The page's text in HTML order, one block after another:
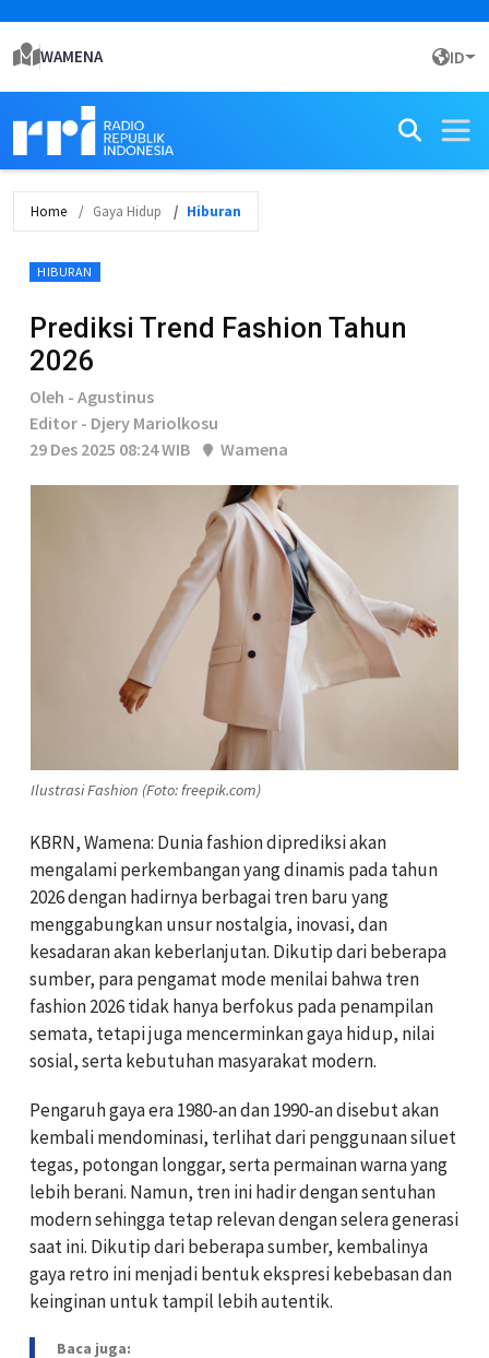
WAMENA ID
Home Gaya Hidup Hiburan
HIBURAN
Prediksi Trend Fashion Tahun
2026
Oleh - Agustinus
Editor - Djery Mariolkosu
29 Des 2025 08:24 WIB
Wamena
Ilustrasi Fashion (Foto: freepik.com)
KBRN, Wamena: Dunia fashion diprediksi akan
mengalami perkembangan yang dinamis pada tahun
2026 dengan hadirnya berbagai tren baru yang
menggabungkan unsur nostalgia, inovasi, dan
kesadaran akan keberlanjutan. Dikutip dari beberapa
sumber, para pengamat mode menilai bahwa tren
fashion 2026 tidak hanya berfokus pada penampilan
semata, tetapi juga mencerminkan gaya hidup, nilai
sosial, serta kebutuhan masyarakat modern.
Pengaruh gaya era 1980-an dan 1990-an disebut akan
kembali mendominasi, terlihat dari penggunaan siluet
tegas, potongan longgar, serta permainan warna yang
lebih berani. Namun, tren ini hadir dengan sentuhan
modern sehingga tetap relevan dengan selera generasi
saat ini. Dikutip dari beberapa sumber, kembalinya
gaya retro ini menjadi bentuk ekspresi kebebasan dan
keinginan untuk tampil lebih autentik.
Baca juga: